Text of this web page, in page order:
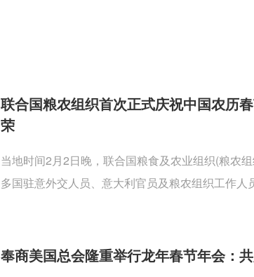
联合国粮农组织首次正式庆祝中国农历
荣
当地时间2月2日晚，联合国粮食及农业组织(粮农
多国驻意外交人员、意大利官员及粮农组织工作人
奉商美国总会隆重举行龙年春节年会：